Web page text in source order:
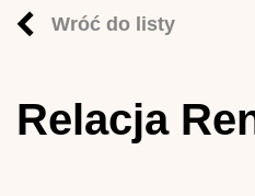
Wróć do listy
Relacja